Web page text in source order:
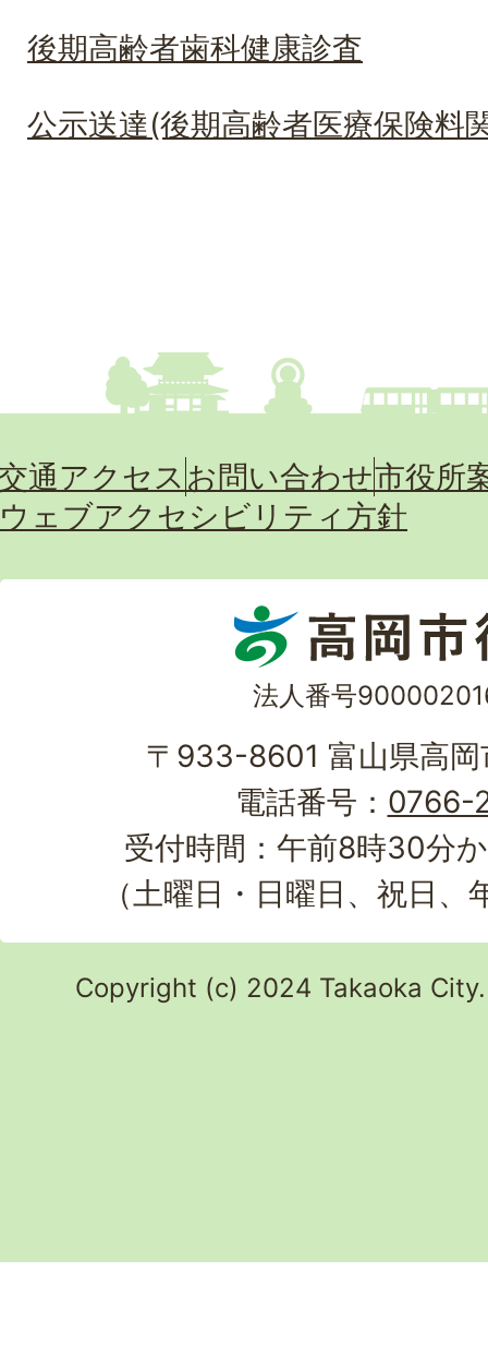
後期高齢者歯科健康診査
公示送達(後期高齢者医療保険料
通アクセス お問い合わせ市役所
ウェブアクセシビリティ方針
法人番号
〒933-8601 富山県高
電話番号： 0766-
受付時間：午前8時30分
（土曜日・日曜日、祝日
Copyright (c) 2024 Takaoka